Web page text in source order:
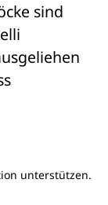
sind
unterstützen.